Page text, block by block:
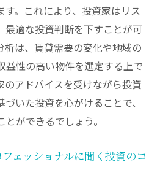
。これにより、投資家はリス
最適な投資判断を下すことが可
析は、賃貸需要の変化や地域の
益性の高い物件を選定する上で
のアドバイスを受けながら投資
いた投資を心がけることで、
ができるでしょう。
ェッショナルに聞く投資のコ